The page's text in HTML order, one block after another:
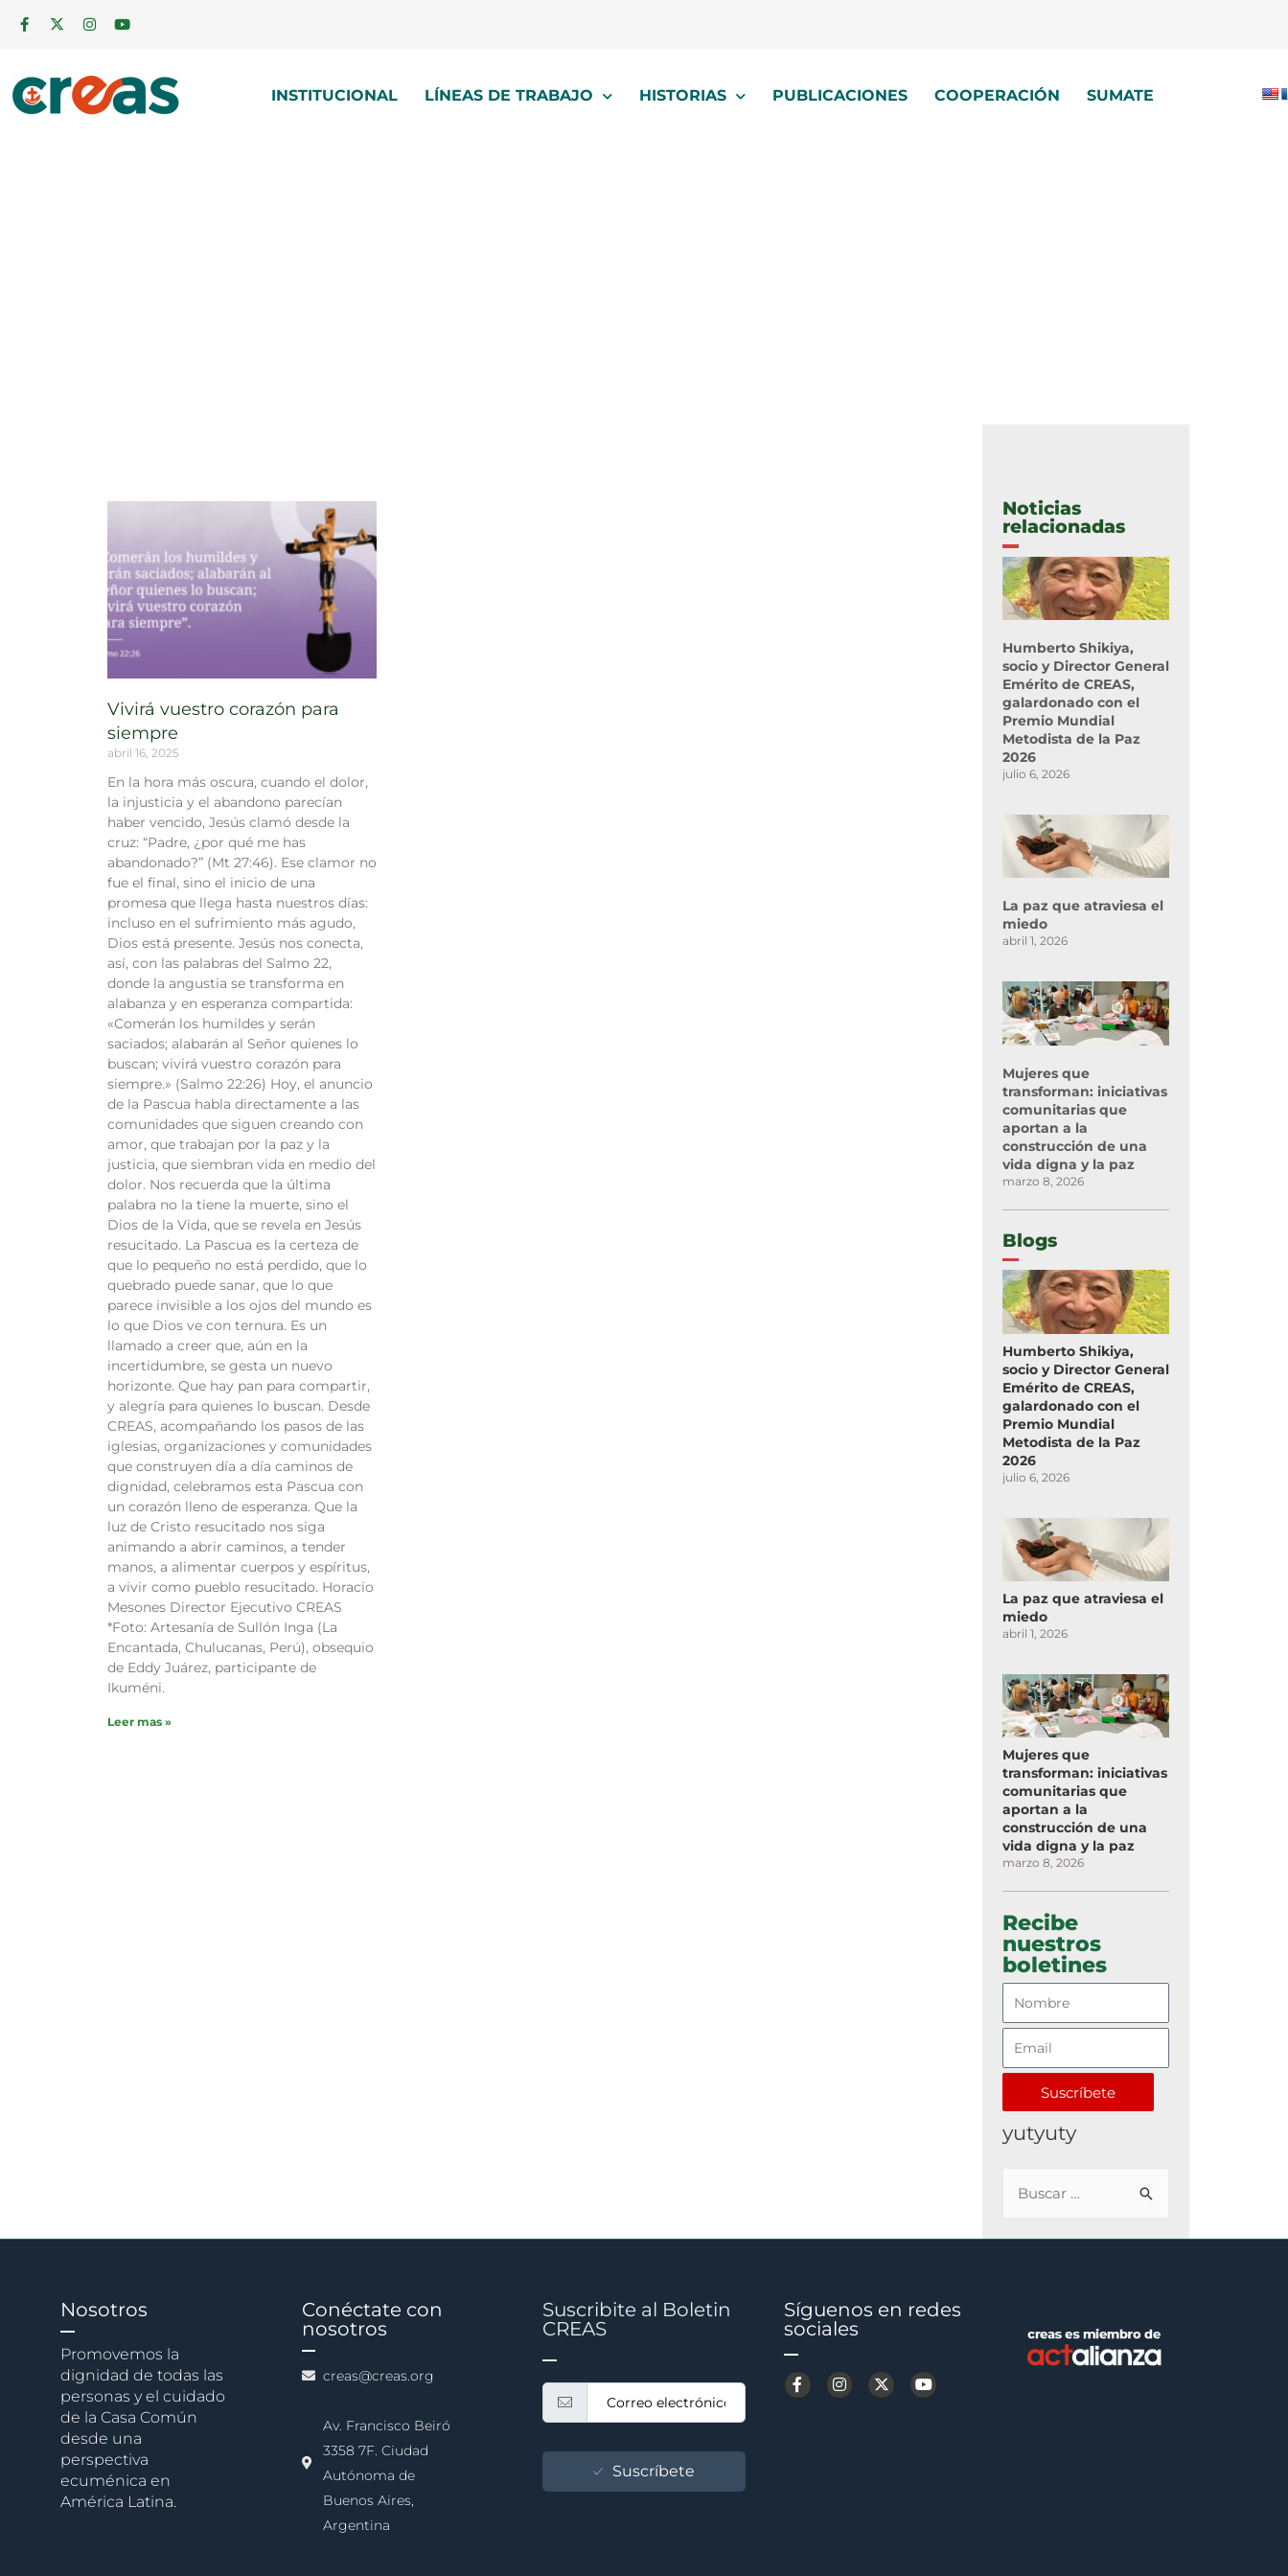
INSTITUCIONAL LÍNEAS DE TRABAJO HISTORIAS PUBLICACIONES COOPERACIÓN SUMATE
Vivirá vuestro corazón para
siempre
abril 16, 2025
En la hora más oscura, cuando el dolor,
la injusticia y el abandono parecían
haber vencido, Jesús clamó desde la
cruz: “Padre, ¿por qué me has
abandonado?” (Mt 27:46). Ese clamor no
fue el final, sino el inicio de una
promesa que llega hasta nuestros días:
incluso en el sufrimiento más agudo,
Dios está presente. Jesús nos conecta,
así, con las palabras del Salmo 22,
donde la angustia se transforma en
alabanza y en esperanza compartida:
«Comerán los humildes y serán
saciados; alabarán al Señor quienes lo
buscan; vivirá vuestro corazón para
siempre.» (Salmo 22:26) Hoy, el anuncio
de la Pascua habla directamente a las
comunidades que siguen creando con
amor, que trabajan por la paz y la
justicia, que siembran vida en medio del
dolor. Nos recuerda que la última
palabra no la tiene la muerte, sino el
Dios de la Vida, que se revela en Jesús
resucitado. La Pascua es la certeza de
que lo pequeño no está perdido, que lo
quebrado puede sanar, que lo que
parece invisible a los ojos del mundo es
lo que Dios ve con ternura. Es un
llamado a creer que, aún en la
incertidumbre, se gesta un nuevo
horizonte. Que hay pan para compartir,
y alegría para quienes lo buscan. Desde
CREAS, acompañando los pasos de las
iglesias, organizaciones y comunidades
que construyen día a día caminos de
dignidad, celebramos esta Pascua con
un corazón lleno de esperanza. Que la
luz de Cristo resucitado nos siga
animando a abrir caminos, a tender
manos, a alimentar cuerpos y espíritus,
a vivir como pueblo resucitado. Horacio
Mesones Director Ejecutivo CREAS
*Foto: Artesanía de Sullón Inga (La
Encantada, Chulucanas, Perú), obsequio
de Eddy Juárez, participante de
Ikuméni.
Leer mas »
Noticias
relacionadas
Humberto Shikiya,
socio y Director General
Emérito de CREAS,
galardonado con el
Premio Mundial
Metodista de la Paz
2026
julio 6, 2026
La paz que atraviesa el
miedo
abril 1, 2026
Mujeres que
transforman: iniciativas
comunitarias que
aportan a la
construcción de una
vida digna y la paz
marzo 8, 2026
Blogs
Humberto Shikiya,
socio y Director General
Emérito de CREAS,
galardonado con el
Premio Mundial
Metodista de la Paz
2026
julio 6, 2026
La paz que atraviesa el
miedo
abril 1, 2026
Mujeres que
transforman: iniciativas
comunitarias que
aportan a la
construcción de una
vida digna y la paz
marzo 8, 2026
Recibe
nuestros
boletines
Suscríbete
yutyuty
Nosotros
Promovemos la
dignidad de todas las
personas y el cuidado
de la Casa Común
desde una
perspectiva
ecuménica en
América Latina.
Conéctate con
nosotros
creas@creas.org
Av. Francisco Beiró
3358 7F. Ciudad
Autónoma de
Buenos Aires,
Argentina
Suscribite al Boletin
CREAS
Suscríbete
Síguenos en redes
sociales